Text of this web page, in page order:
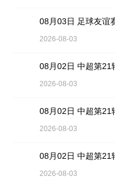
08月03日 足球友谊
2026-08-03
2026-08-03
2026-08-03
08月02日 中超第21
2026-08-03